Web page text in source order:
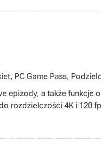
PC Game Pass,
singleplayer,
epizody, a także funkcje
rozdzielczości 4K i 120